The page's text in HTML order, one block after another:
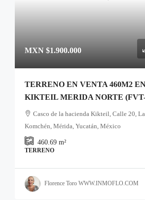
MXN $1.900.000
TERRENO EN VENTA 460M2
KIKTEIL MERIDA NORTE
Casco de la hacienda Kikteil, Calle 20, La
Komchén, Mérida, Yucatán, México
460.69 m²
TERRENO
Florence Toro WWW.INMOFLO.COM